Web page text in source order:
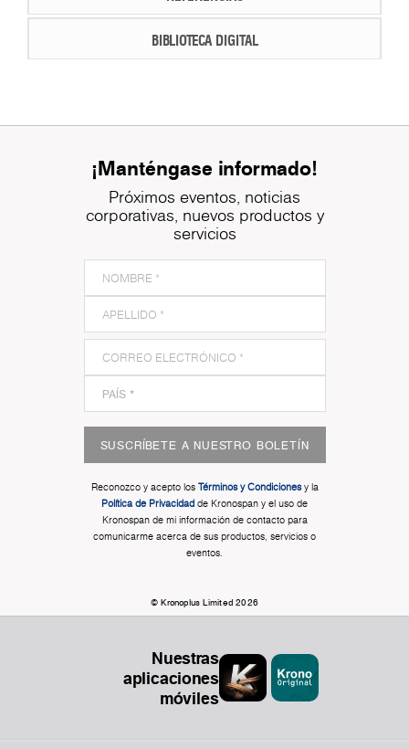
BIBLIOTECA DIGITAL
¡Manténgase informado!
Próximos eventos, noticias
corporativas, nuevos productos y
servicios
SUSCRÍBETE A NUESTRO BOLETÍN
Reconozco y acepto los Términos y Condicionesy la
Política de Privacidad de Kronospan y el uso de
Kronospan de mi información de contacto para
comunicarme acerca de sus productos, servicios o
eventos.
© Kronoplus Limited 2026
Nuestras
aplicaciones
móviles